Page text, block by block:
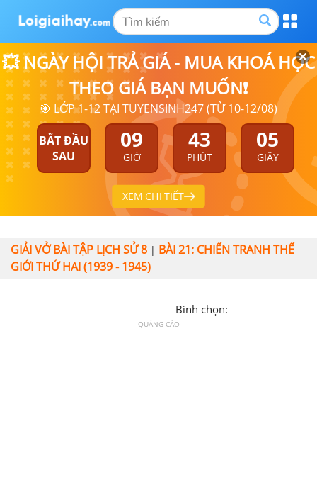
💥 NGÀY HỘI TRẢ GIÁ - MUA KHOÁ HỌC
THEO GIÁ BẠN MUỐN❗
🎯 LỚP 1-12 TẠI TUYENSINH247 (TỪ 10-12/08)
BẮT ĐẦU
SAU
09
GIỜ
43
PHÚT
04
GIÂY
XEM CHI TIẾT
GIẢI VỞ BÀI TẬP LỊCH SỬ 8 | BÀI 21: CHIẾN TRANH THẾ
GIỚI THỨ HAI (1939 - 1945)
Bình chọn:
QUẢNG CÁO